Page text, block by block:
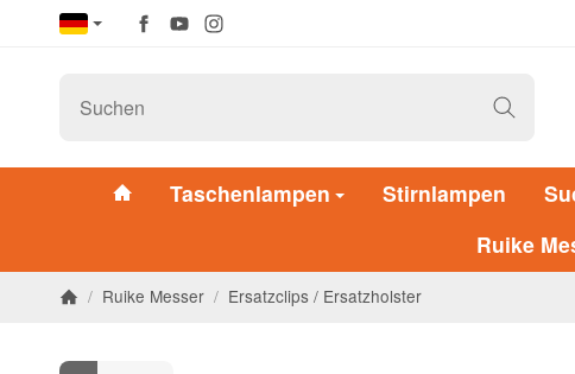
Taschenlampen Stirnlampen
Ruike
/ Ruike Messer / Ersatzclips / Ersatzholster